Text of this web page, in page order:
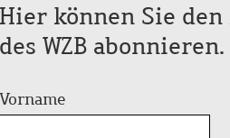
Hier können Sie
des WZB abonnieren.
Vorname